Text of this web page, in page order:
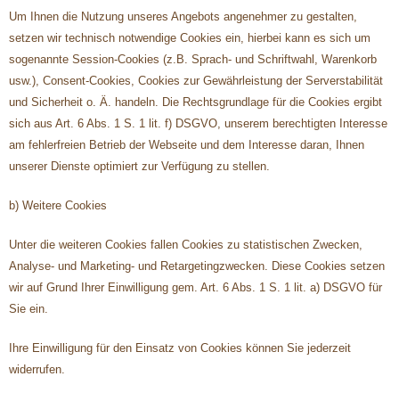
Um Ihnen die Nutzung unseres Angebots angenehmer zu gestalten,
setzen wir technisch notwendige Cookies ein, hierbei kann es sich um
sogenannte Session-Cookies (z.B. Sprach- und Schriftwahl, Warenkorb
usw.), Consent-Cookies, Cookies zur Gewährleistung der Serverstabilität
und Sicherheit o. Ä. handeln. Die Rechtsgrundlage für die Cookies ergibt
sich aus Art. 6 Abs. 1 S. 1 lit. f) DSGVO, unserem berechtigten Interesse
am fehlerfreien Betrieb der Webseite und dem Interesse daran, Ihnen
unserer Dienste optimiert zur Verfügung zu stellen.
b) Weitere Cookies
Unter die weiteren Cookies fallen Cookies zu statistischen Zwecken,
Analyse- und Marketing- und Retargetingzwecken. Diese Cookies setzen
wir auf Grund Ihrer Einwilligung gem. Art. 6 Abs. 1 S. 1 lit. a) DSGVO für
Sie ein.
Ihre Einwilligung für den Einsatz von Cookies können Sie jederzeit
widerrufen.